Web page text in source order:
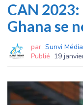
CAN 2023:
Ghana se
par Sunvi Média
Publié 19